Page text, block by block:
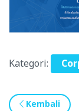
Kategori:
Kembali